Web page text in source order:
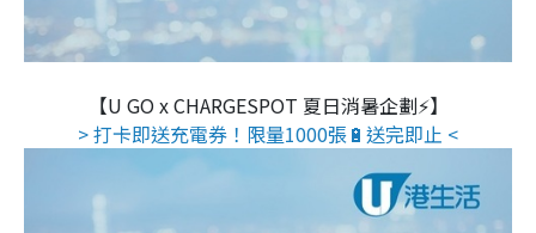
【U GO x CHARGESPOT 夏日消暑企劃⚡】
> 打卡即送充電券！限量1000張🔋送完即止 <